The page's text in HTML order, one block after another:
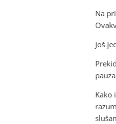
Na
Još
Kako